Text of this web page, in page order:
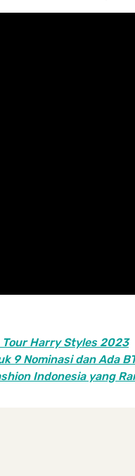
Tour Harry Styles 2023
9 Nominasi dan Ada
Indonesia yang